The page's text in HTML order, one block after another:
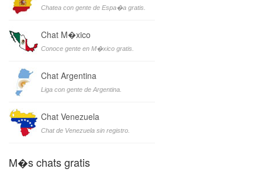
Chatea con gente de Espa�a gratis.
Chat M�xico
Conoce gente en M�xico gratis.
Chat Argentina
Liga con gente de Argentina.
Chat Venezuela
Chat de Venezuela sin registro.
M�s chats gratis